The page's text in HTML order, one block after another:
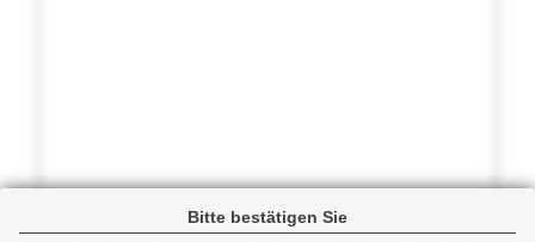
Bitte bestätigen Sie